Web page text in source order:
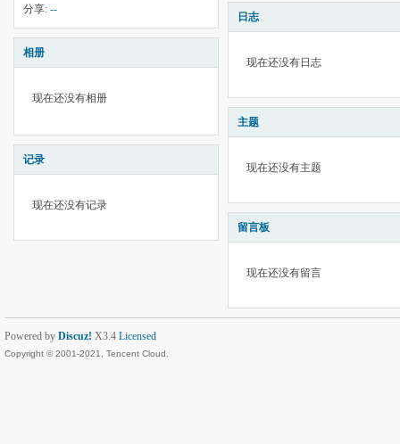
分享: --
相册
现在还没有相册
记录
现在还没有记录
日志
现在还没有日志
主题
现在还没有主题
留言板
现在还没有留言
Powered by Discuz! X3.4 Licensed
Copyright © 2001-2021, Tencent Cloud.